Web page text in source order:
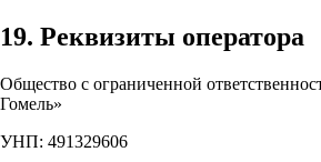
19. Реквизиты оператора
Общество с ограниченной
Гомель»
УНП: 491329606